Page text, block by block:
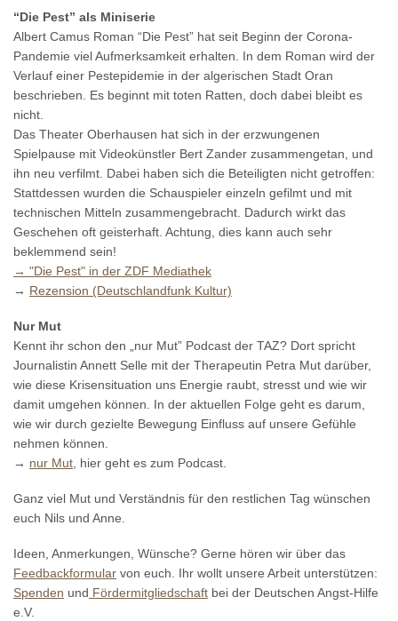
“Die Pest” als Miniserie
Albert Camus Roman “Die Pest” hat seit Beginn der Corona-
Pandemie viel Aufmerksamkeit erhalten. In dem Roman wird der
Verlauf einer Pestepidemie in der algerischen Stadt Oran
beschrieben. Es beginnt mit toten Ratten, doch dabei bleibt es
nicht.
Das Theater Oberhausen hat sich in der erzwungenen
Spielpause mit Videokünstler Bert Zander zusammengetan, und
ihn neu verfilmt. Dabei haben sich die Beteiligten nicht getroffen:
Stattdessen wurden die Schauspieler einzeln gefilmt und mit
technischen Mitteln zusammengebracht. Dadurch wirkt das
Geschehen oft geisterhaft. Achtung, dies kann auch sehr
beklemmend sein!
→ "Die Pest" in der ZDF Mediathek
→ Rezension (Deutschlandfunk Kultur)
Nur Mut
Kennt ihr schon den „nur Mut” Podcast der TAZ? Dort spricht
Journalistin Annett Selle mit der Therapeutin Petra Mut darüber,
wie diese Krisensituation uns Energie raubt, stresst und wie wir
damit umgehen können. In der aktuellen Folge geht es darum,
wie wir durch gezielte Bewegung Einfluss auf unsere Gefühle
nehmen können.
→ nur Mut , hier geht es zum Podcast.
Ganz viel Mut und Verständnis für den restlichen Tag wünschen
euch Nils und Anne.
Ideen, Anmerkungen, Wünsche? Gerne hören wir über das
Feedbackformular von euch. Ihr wollt unsere Arbeit unterstützen:
Spenden und Fördermitgliedschaft bei der Deutschen Angst-Hilfe
e.V.